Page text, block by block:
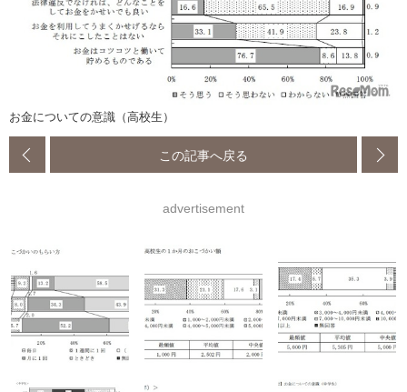
お金についての意識（高校生）
この記事へ戻る
advertisement